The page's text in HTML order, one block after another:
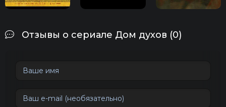
Отзывы о сериале Дом духов (0)